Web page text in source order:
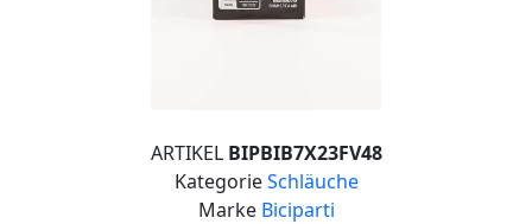
ARTIKEL BIPBIB7X23FV48
KategorieSchläuche
Marke Biciparti